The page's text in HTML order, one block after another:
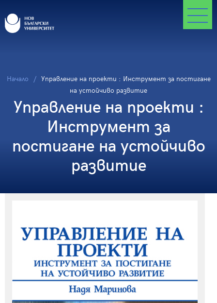
Начало
Управление на проекти : Инструмент за постигане
на устойчиво развитие
Управление на проекти :
Инструмент за
постигане на устойчиво
развитие